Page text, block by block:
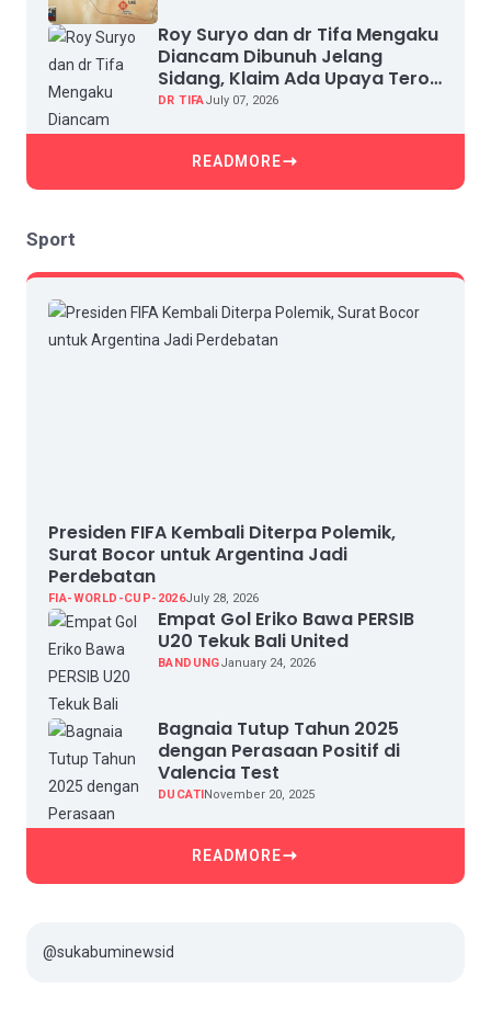
Roy Suryo dan dr Tifa Mengaku
Diancam Dibunuh Jelang
Sidang, Klaim Ada Upaya Teror
dan Intimidasi
DR TIFAJuly 07, 2026
READMORE
Sport
Presiden FIFA Kembali Diterpa Polemik,
Surat Bocor untuk Argentina Jadi
Perdebatan
FIA-WORLD-CUP-2026July 28, 2026
Empat Gol Eriko Bawa PERSIB
U20 Tekuk Bali United
BANDUNGJanuary 24, 2026
Bagnaia Tutup Tahun 2025
dengan Perasaan Positif di
Valencia Test
DUCATINovember 20, 2025
READMORE
@sukabuminewsid